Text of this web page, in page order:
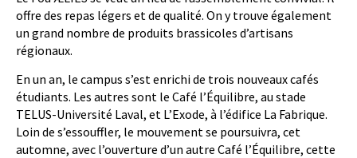
offre des repas légers et de qualité. On y trouve également
un grand nombre de produits brassicoles d’artisans
régionaux.
En un an, le campus s’est enrichi de trois nouveaux cafés
étudiants. Les autres sont le Café l’Équilibre, au stade
TELUS-Université Laval, et L’Exode, à l’édifice La Fabrique.
Loin de s’essouffler, le mouvement se poursuivra, cet
automne, avec l’ouverture d’un autre Café l’Équilibre, cette